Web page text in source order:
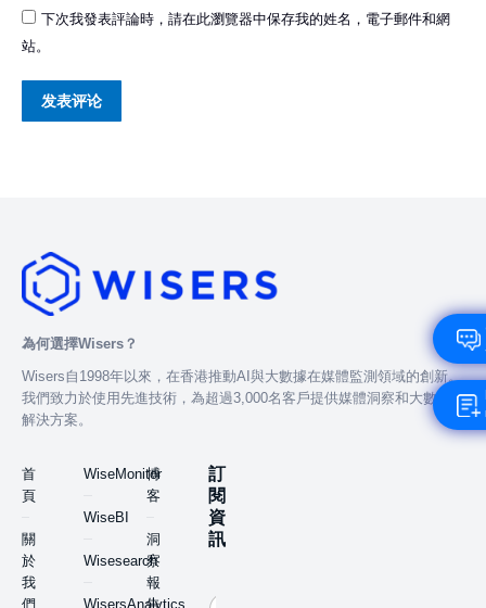
下次我發表評論時，請在此瀏覽器中保存我的姓名，電子郵件和網
站。
发表评论
為何選擇Wisers？
Wisers自1998年以來，在香港推動AI與大數據在媒體監測領域的創新。
我們致力於使用先進技術，為超過3,000名客戶提供媒體洞察和大數據
解決方案。
首
頁
關
於
我
們
WiseMonitor
WiseBI
Wisesearch
WisersAnalytics
博
客
洞
察
報
告
訂
閱
資
訊